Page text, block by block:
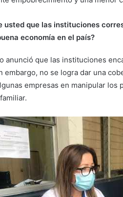
usted que las instituciones
economía en el país?
anunció que las instituciones
embargo, no se logra dar una
empresas en manipular los